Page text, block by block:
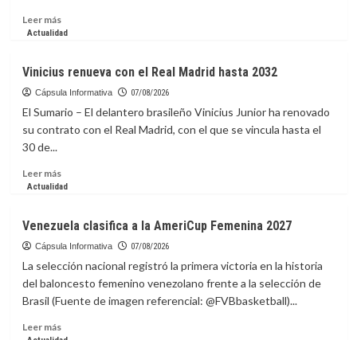
Leer másLeer
más
de
la
NASA
paneles
la
EEI
Actualidad
Vinicius renueva con el Real Madrid hasta 2032
Cápsula Informativa 07/08/2026
El Sumario – El delantero brasileño Vinicius Junior ha renovado
su contrato con el Real Madrid, con el que se vincula hasta el
30 de...
Leer másLeer
más
renueva
con
el
hasta
Actualidad
Venezuela clasifica a la AmeriCup Femenina 2027
Cápsula Informativa 07/08/2026
La selección nacional registró la primera victoria en la historia
del baloncesto femenino venezolano frente a la selección de
Brasil (Fuente de imagen referencial: @FVBbasketball)...
Leer másLeer